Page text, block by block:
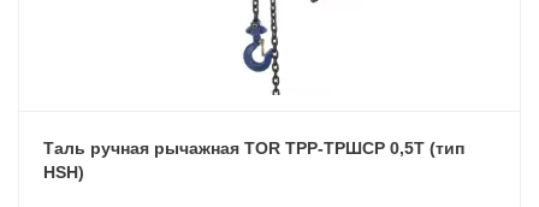
Таль ручная рычажная TOR ТРР-ТРШСР 0,5Т (тип
HSH)